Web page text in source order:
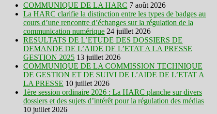
COMMUNIQUE DE LA HARC 7 août 2026
La HARC clarifie la distinction entre les types de badges au
cours d’une rencontre d’échanges sur la régulation de la
communication numérique 24 juillet 2026
RESULTATS DE L’ETUDE DES DOSSIERS DE
DEMANDE DE L’AIDE DE L’ETAT A LA PRESSE
GESTION 2025 13 juillet 2026
COMMUNIQUE DE LA COMMISSION TECHNIQUE
DE GESTION ET DE SUIVI DE L’AIDE DE L’ETAT A
LA PRESSE 10 juillet 2026
1ère session ordinaire 2026 : La HARC planche sur divers
dossiers et des sujets d’intérêt pour la régulation des médias
10 juillet 2026